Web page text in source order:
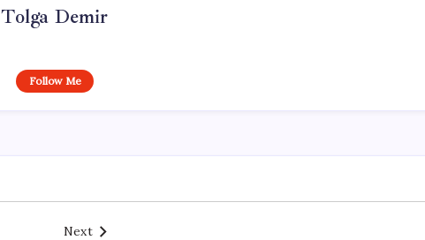
Tolga Demir
Follow Me
Next